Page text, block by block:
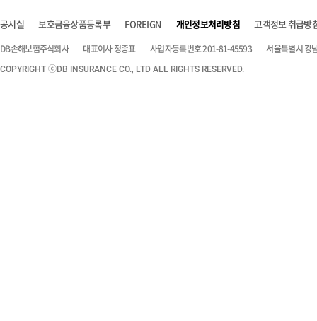
공시실 보호금융상품등록부 FOREIGN 개인정보처리방침 고객정보 취급방
DB손해보험주식회사 대표이사 정종표 사업자등록번호 201-81-45593 서울특별시 강
COPYRIGHT ⓒDB INSURANCE CO., LTD ALL RIGHTS RESERVED.